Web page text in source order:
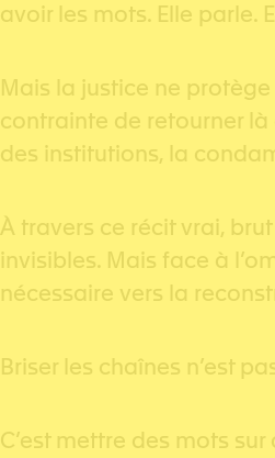
avoir les mots. Elle parle.
Mais la justice ne
contrainte de retourner là
des institutions, la
À travers ce récit vrai,
invisibles. Mais face à
nécessaire vers la
Briser les chaînes n’est
C’est mettre des mots sur